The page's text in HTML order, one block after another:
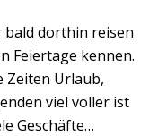
bald dorthin reisen
Feiertage kennen.
Zeiten Urlaub,
viel voller ist
Geschäfte…